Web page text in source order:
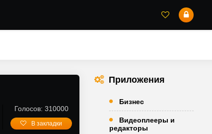
Голосов: 310000
В закладки
Приложения
Бизнес
Видеоплееры и
редакторы